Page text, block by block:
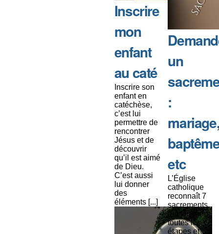
Inscrire
mon
enfant
au caté
Inscrire son
enfant en
catéchèse,
c’est lui
permettre de
rencontrer
Jésus et de
découvrir
qu’il est aimé
de Dieu.
C’est aussi
lui donner
des
éléments [...]
un
:
etc
L’Église
catholique
reconnaît 7
sacrements
qui touchent
toutes les
étapes et